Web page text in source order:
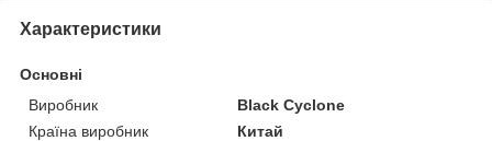
Характеристики
Основні
Виробник
Black Cyclone
Країна виробник
Китай